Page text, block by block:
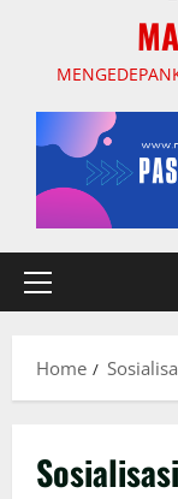
Primary
Home
Sosialisasi